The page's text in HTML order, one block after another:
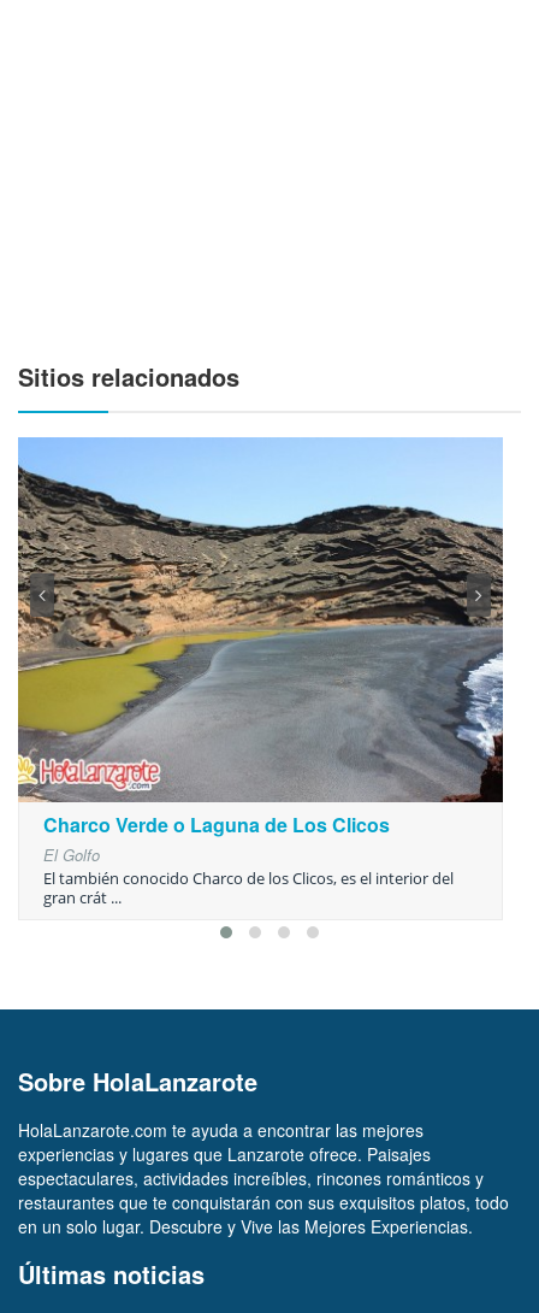
Sitios relacionados
Charco Verde o Laguna de Los Clicos
El Golfo
El también conocido Charco de los Clicos, es el interior del
gran crát ...
Sobre HolaLanzarote
HolaLanzarote.com te ayuda a encontrar las mejores
experiencias y lugares que Lanzarote ofrece. Paisajes
espectaculares, actividades increíbles, rincones románticos y
restaurantes que te conquistarán con sus exquisitos platos, todo
en un solo lugar. Descubre y Vive las Mejores Experiencias.
Últimas noticias